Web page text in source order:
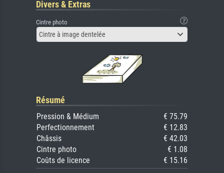
Divers & Extras
Cintre photo
Cintre à image dentelée
Résumé
Pression & Médium
€ 75.79
Perfectionnement
€ 12.83
Châssis
€ 42.03
Cintre photo
€ 1.08
Coûts de licence
€ 15.16